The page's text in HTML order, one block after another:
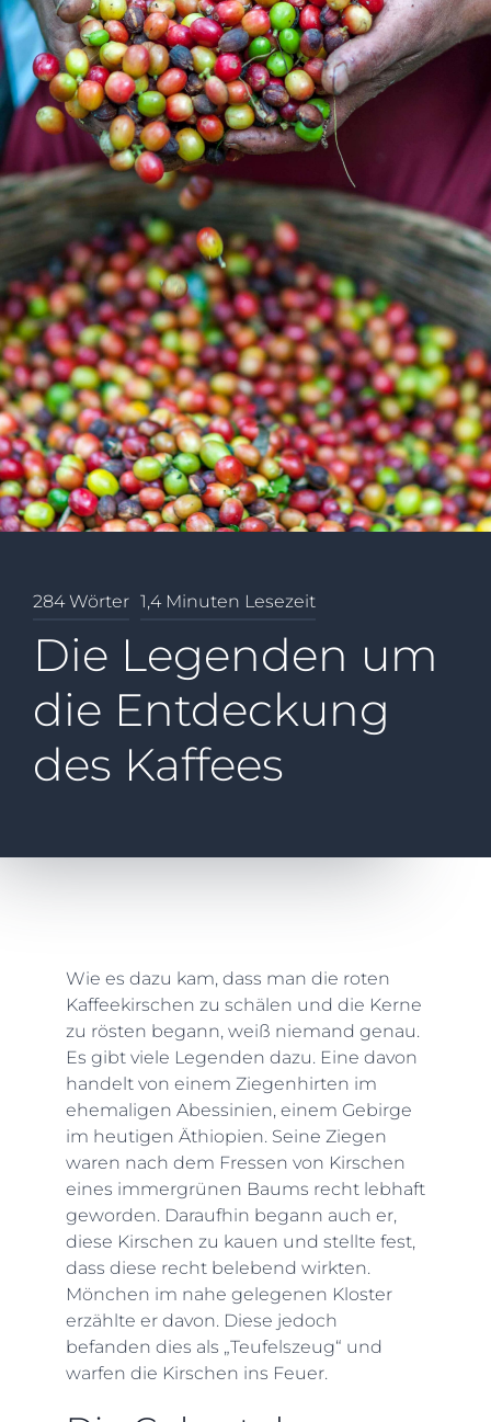
Über uns
284 Wörter 1,4 Minuten Lesezeit
Die Legenden um
die Entdeckung
des Kaffees
Wie es dazu kam, dass man die roten
Kaffeekirschen zu schälen und die Kerne
zu rösten begann, weiß niemand genau.
Es gibt viele Legenden dazu. Eine davon
handelt von einem Ziegenhirten im
ehemaligen Abessinien, einem Gebirge
im heutigen Äthiopien. Seine Ziegen
waren nach dem Fressen von Kirschen
eines immergrünen Baums recht lebhaft
geworden. Daraufhin begann auch er,
diese Kirschen zu kauen und stellte fest,
dass diese recht belebend wirkten.
Mönchen im nahe gelegenen Kloster
erzählte er davon. Diese jedoch
befanden dies als „Teufelszeug“ und
warfen die Kirschen ins Feuer.